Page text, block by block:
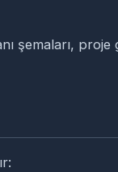
şemaları,